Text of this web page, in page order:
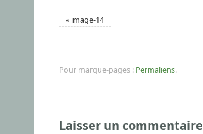
« image-14
Pour marque-pages : Permaliens.
Laisser un commentaire